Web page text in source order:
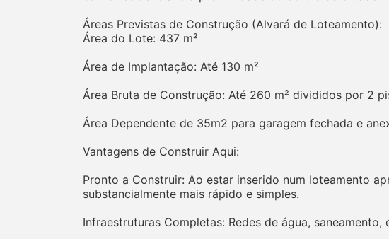
Áreas Previstas de Construção (Alvará de Loteamento):
Área do Lote: 437 m²
Área de Implantação: Até 130 m²
Área Bruta de Construção: Até 260 m² divididos por 2
Área Dependente de 35m2 para garagem fechada e
Vantagens de Construir Aqui:
Pronto a Construir: Ao estar inserido num loteamento
substancialmente mais rápido e simples.
Infraestruturas Completas: Redes de água,